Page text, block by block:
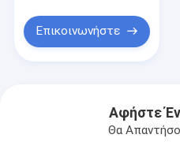
Επικοινωνήστε
Αφήστε
Θα